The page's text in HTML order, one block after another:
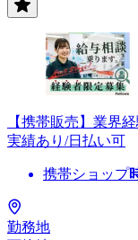
【携帯販売】業界
実績あり/日払い可
携帯ショップ
勤務地